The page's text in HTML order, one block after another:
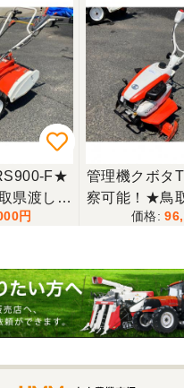
鈴木さんが親切で機械に詳し
した。 ありがとう！ 少し距
農機具を買う際はのうき屋
います。
miraisann
が違いすぎる
本勝美
、対応も、よく、大変、満足、
本勝美
対応、も、よくして、くれま
F★
県渡し
F
】
管理機クボタ
察可能！★鳥
ボタ 管理機
渡し【